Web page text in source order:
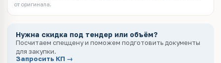
от оригинала.
Нужна скидка под тендер или объём?
Посчитаем спеццену и поможем подготовить документы
для закупки.
Запросить КП →